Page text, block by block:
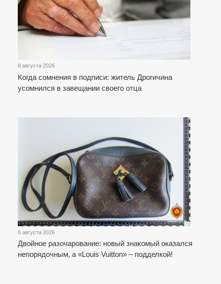
6 августа 2026
Когда сомнения в подписи: житель Дрогичина
усомнился в завещании своего отца
6 августа 2026
Двойное разочарование: новый знакомый оказался
непорядочным, а «Louis Vuitton» – подделкой!